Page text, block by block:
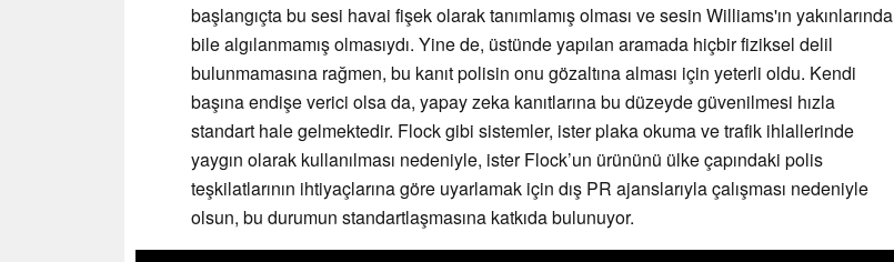
başlangıçta bu sesi havai fişek olarak tanımlamış olması ve sesin Williams'ın yakınlarında
bile algılanmamış olmasıydı. Yine de, üstünde yapılan aramada hiçbir fiziksel delil
bulunmamasına rağmen, bu kanıt polisin onu gözaltına alması için yeterli oldu. Kendi
başına endişe verici olsa da, yapay zeka kanıtlarına bu düzeyde güvenilmesi hızla
standart hale gelmektedir. Flock gibi sistemler, ister plaka okuma ve trafik ihlallerinde
yaygın olarak kullanılması nedeniyle, ister Flock’un ürününü ülke çapındaki polis
teşkilatlarının ihtiyaçlarına göre uyarlamak için dış PR ajanslarıyla çalışması nedeniyle
olsun, bu durumun standartlaşmasına katkıda bulunuyor.